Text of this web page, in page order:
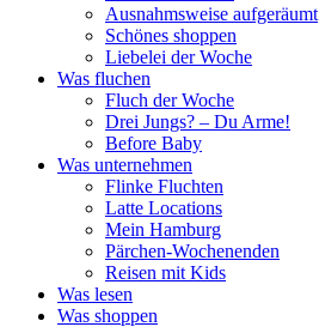
Ausnahmsweise aufgeräumt
Schönes shoppen
Liebelei der Woche
Was fluchen
Fluch der Woche
Drei Jungs? – Du Arme!
Before Baby
Was unternehmen
Flinke Fluchten
Latte Locations
Mein Hamburg
Pärchen-Wochenenden
Reisen mit Kids
Was lesen
Was shoppen